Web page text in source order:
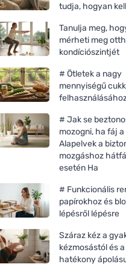
tudja, hogyan
Tanulja meg,
mérheti meg
kondíciószintjét
# Ötletek a nagy
mennyiségű
# Jak se
mozogni, ha fáj
Alapelvek a
mozgáshoz
esetén Ha
# Funkcionális
papírokhoz és
lépésről lépésre
Száraz kéz a
kézmosástól és a
hatékony